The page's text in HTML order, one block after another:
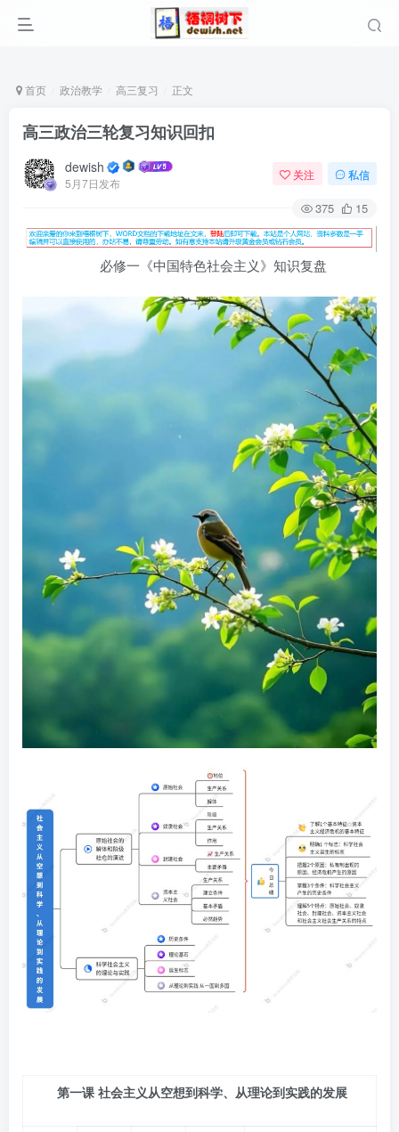
首页 政治教学 高三复习 正文
高三政治三轮复习知识回扣
dewish
5月7日发布
关注 私信
375 15
必修一《中国特色社会主义》知识复盘
第一课 社会主义从空想到科学、从理论到实践的发展